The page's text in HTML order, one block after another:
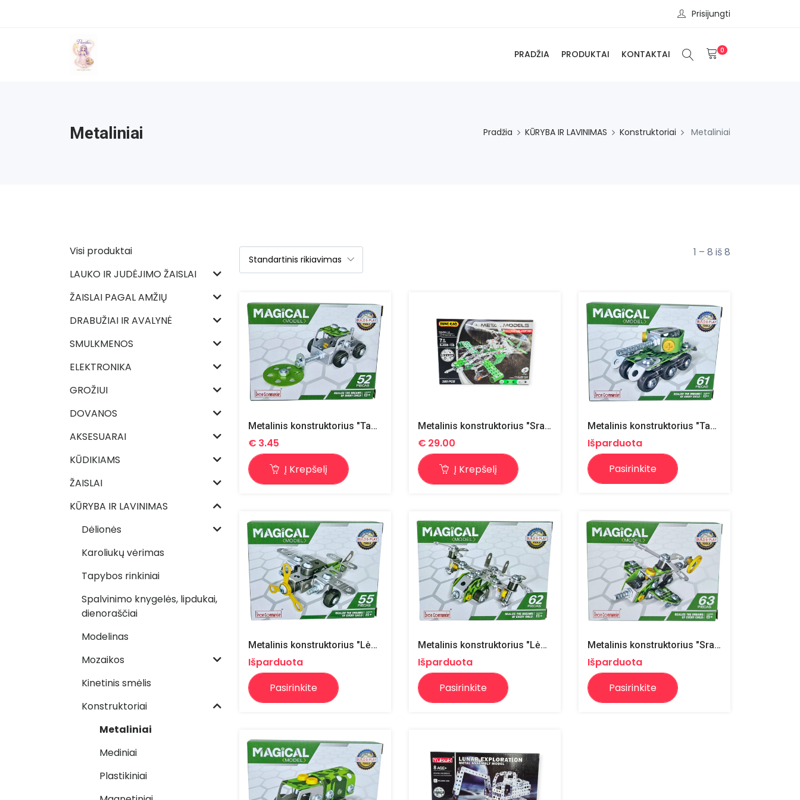
Prisijungti
PRADŽIA PRODUKTAI KONTAKTAI 0
Metaliniai Pradžia KŪRYBA IR LAVINIMAS Konstruktoriai Metaliniai
Visi produktai
LAUKO IR JUDĖJIMO ŽAISLAI
ŽAISLAI PAGAL AMŽIŲ
DRABUŽIAI IR AVALYNĖ
SMULKMENOS
ELEKTRONIKA
GROŽIUI
DOVANOS
AKSESUARAI
KŪDIKIAMS
ŽAISLAI
KŪRYBA IR LAVINIMAS
Dėlionės
Karoliukų vėrimas
Tapybos rinkiniai
Spalvinimo knygelės, lipdukai,
dienoraščiai
Modelinas
Mozaikos
Kinetinis smėlis
Konstruktoriai
Metaliniai
Mediniai
Plastikiniai
1 – 8 iš 8
Metalinis konstruktorius "Tankas"
€ 3.45
Į Krepšelį
Metalinis konstruktorius "Sraigtasparnis"
€ 29.00
Į Krepšelį
Metalinis konstruktorius "Tankas"
Išparduota
Pasirinkite
Metalinis konstruktorius "Lėktuvas"
Išparduota
Pasirinkite
Metalinis konstruktorius "Lėktuvas"
Išparduota
Pasirinkite
Metalinis konstruktorius "Sraigtasparnis"
Išparduota
Pasirinkite